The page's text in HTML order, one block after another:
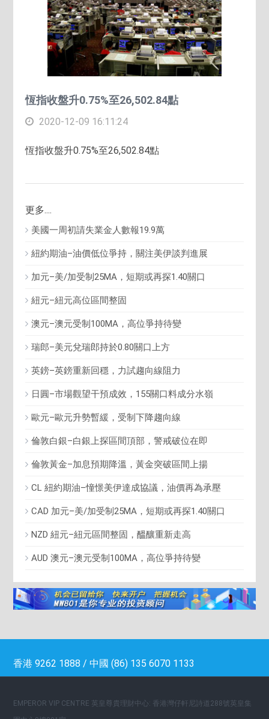
恆指收盤升0.75%至26,502.84點
2020-12-09 16:11:24
恆指收盤升0.75%至26,502.84點
更多....
美國一周初請失業金人數報19.9萬
紐約期油–油價低位爭持，關注美伊談判進展
加元–美/加受制25MA，短期或再探1.40關口
紐元–紐元高位區間整固
澳元–澳元受制100MA，高位爭持待變
瑞郎–美元兌瑞郎持於0.80關口上方
英鎊–英鎊重新回穩，力試趨向線阻力
日圓–市場觀望干預成效，155關口料成分水嶺
歐元–歐元升勢暫緩，受制下降趨向線
倫敦白銀–白銀上探區間頂部，警戒破位在即
倫敦黃金–加息預期降溫，黃金突破區間上揚
CL 紐約期油–憧憬美伊達成協議，油價再為承壓
CAD 加元–美/加受制25MA，短期或再探1.40關口
NZD 紐元–紐元區間整固，醞釀重新走高
AUD 澳元–澳元受制100MA，高位爭持待變
香港 9262 1888 / 中國 (86) 135 6070 1133
EMPEROR VIP CENTRE 英皇尊貴理財中心: 香港灣仔軒尼詩道288號英皇集